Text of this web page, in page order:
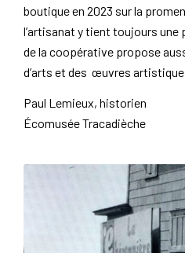
boutique en 2023 sur la
l’artisanat y tient toujours une
de la coopérative propose
d’arts et des œuvres
Paul Lemieux, historien
Écomusée Tracadièche